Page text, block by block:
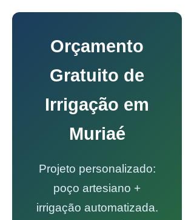
Orçamento
Gratuito de
Irrigação em
Muriaé
Projeto personalizado:
poço artesiano +
irrigação automatizada.